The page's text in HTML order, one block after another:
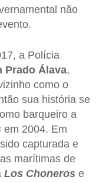
não
a Polícia
Prado Álava,
como o
sua história se
barqueiro a
em 2004. Em
capturada e
marítimas de
Los Choneros e